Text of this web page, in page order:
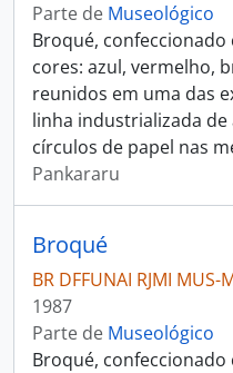
Parte de Museológico
Broqué,
cores: azul, vermelho,
reunidos em uma das
linha industrializada
círculos de papel nas
Pankararu
Broqué
BR DFFUNAI RJMI
1987
Parte de Museológico
Broqué,